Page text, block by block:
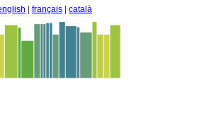
français català